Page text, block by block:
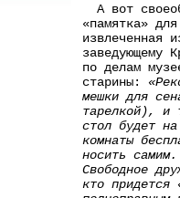
А вот
«памятка»
извлеченная
заведующему
по делам
старины:
мешки для
тарелкой), и
стол будет
комнаты
носить
Свободное
кто придется